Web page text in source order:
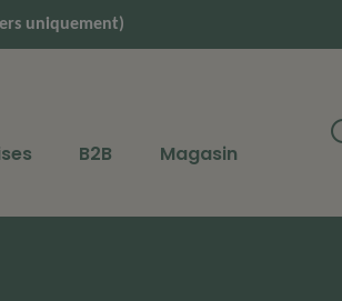
uniquement)
B2B Magasin